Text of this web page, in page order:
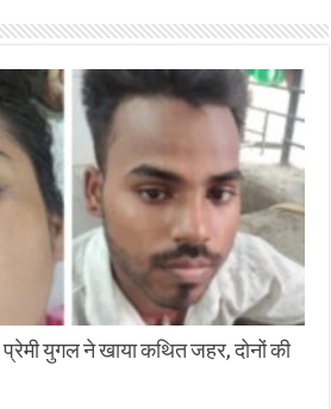
प्रेमी युगल ने खाया कथित जहर, दोनों की